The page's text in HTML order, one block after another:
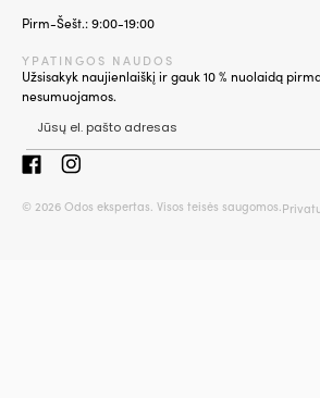
Pirm-Šešt.: 9:00-19:00
YPATINGOS NAUDOS
Užsisakyk naujienlaiškį ir gauk 10 % nuolaidą
nesumuojamos.
© 2026 Odos ekspertas. Visos teisės saugomos.